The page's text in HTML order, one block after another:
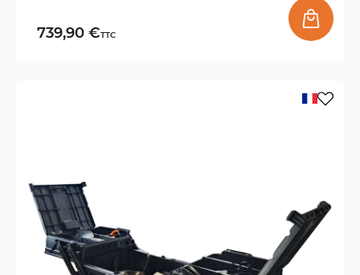
739,90 €TTC